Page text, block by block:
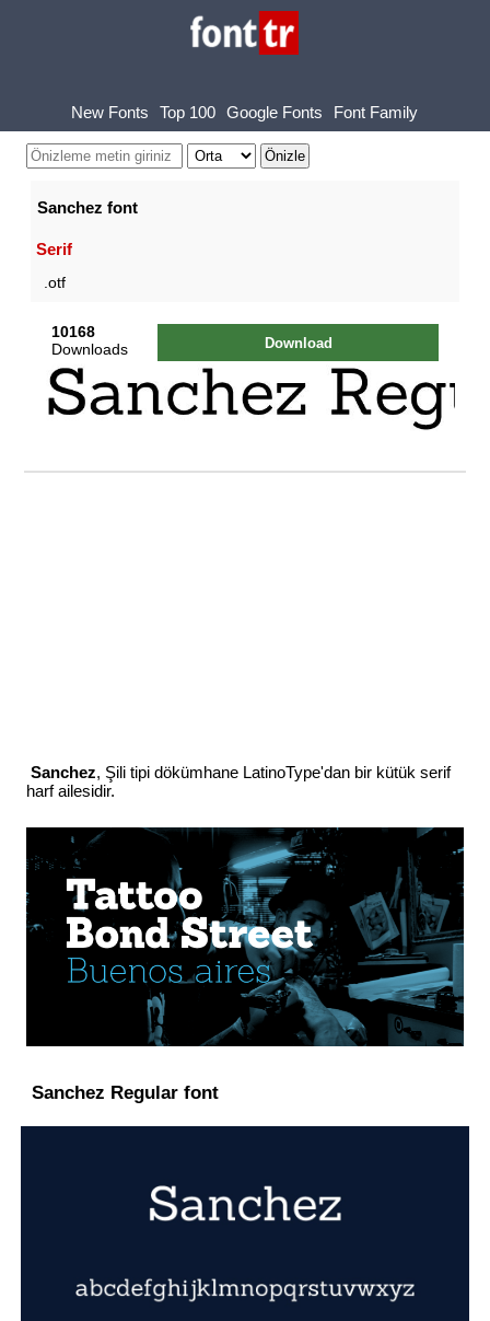
New Fonts Top 100 Google Fonts Font Family
Sanchez font
Serif
.otf
10168
Downloads
Download
Sanchez, Şili tipi dökümhane LatinoType'dan bir kütük serif
harf ailesidir.
Sanchez Regular font